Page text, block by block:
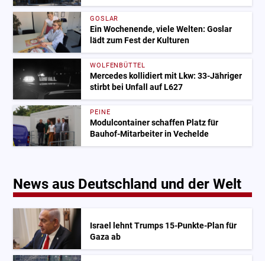
GOSLAR
Ein Wochenende, viele Welten: Goslar
lädt zum Fest der Kulturen
WOLFENBÜTTEL
Mercedes kollidiert mit Lkw: 33-Jähriger
stirbt bei Unfall auf L627
PEINE
Modulcontainer schaffen Platz für
Bauhof-Mitarbeiter in Vechelde
News aus Deutschland und der Welt
Israel lehnt Trumps 15-Punkte-Plan für
Gaza ab